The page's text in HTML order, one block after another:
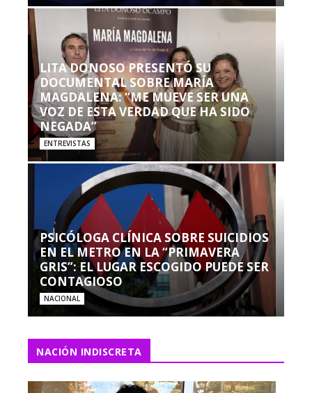
LITA DONOSO PRESENTÓ SU
DOCUMENTAL SOBRE MARÍA
MAGDALENA: “ME MUEVE SER UNA
VOZ DE ESTA VERDAD QUE HA SIDO
NEGADA”
ENTREVISTAS
PSICÓLOGA CLÍNICA SOBRE SUICIDIOS
EN EL METRO EN LA “PRIMAVERA
GRIS”: EL LUGAR ESCOGIDO PUEDE SER
CONTAGIOSO
NACIONAL
NACIÓN INDISCRETA